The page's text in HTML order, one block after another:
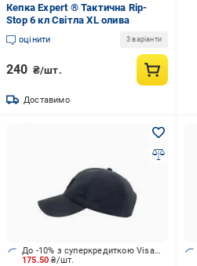
Кепка Expert ® Тактична Rip-
Stop 6 кл Cвітла XL олива
оцінити 3 варіанти
240 ₴/шт.
Доставимо
175.50₴/шт.
До -10% з суперкредиткою Visa Вигода